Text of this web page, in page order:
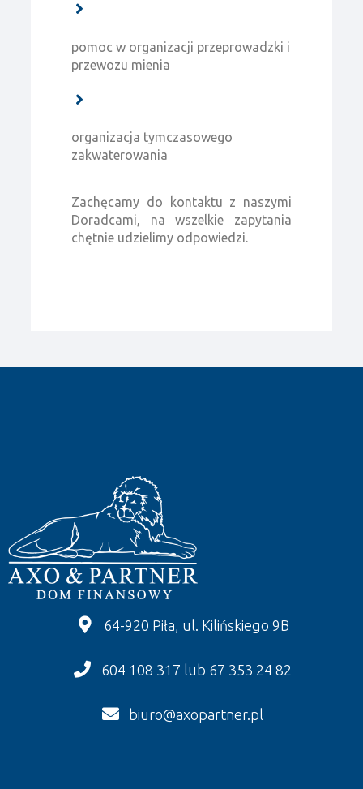
pomoc w organizacji przeprowadzki i
przewozu mienia
organizacja tymczasowego
zakwaterowania
Zachęcamy do kontaktu z naszymi
Doradcami, na wszelkie zapytania
chętnie udzielimy odpowiedzi.
64-920 Piła, ul. Kilińskiego 9B
604 108 317 lub 67 353 24 82
biuro@axopartner.pl